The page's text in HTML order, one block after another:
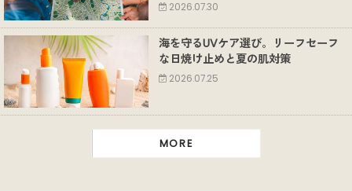
2026.07.30
海を守るUVケア選び。リーフセーフ
な日焼け止めと夏の肌対策
2026.07.25
MORE